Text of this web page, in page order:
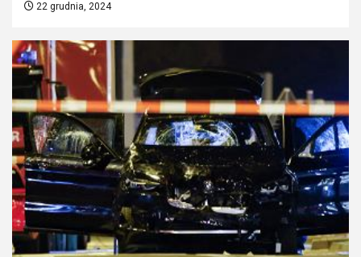
22 grudnia, 2024